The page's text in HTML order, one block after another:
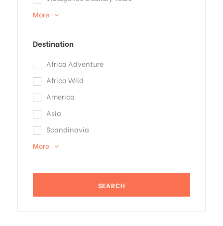
More
Destination
Africa Adventure
Africa Wild
America
Asia
Scandinavia
More